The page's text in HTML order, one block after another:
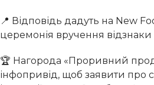
📍 Відповідь дадуть на New
церемонія вручення
🏆 Нагорода «Проривний
інфопривід, щоб заявити про